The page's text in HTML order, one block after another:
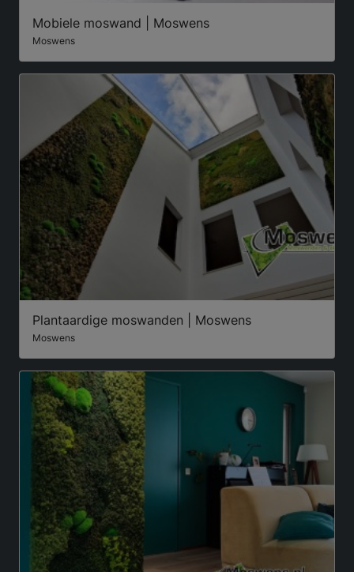
Mobiele moswand | Moswens
Moswens
Plantaardige moswanden | Moswens
Moswens